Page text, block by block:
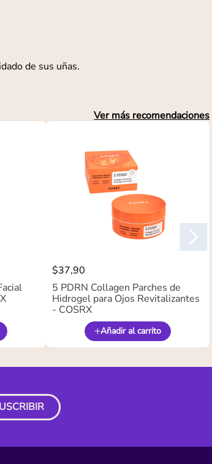
de sus uñas.
Ver más recomendaciones
$37,90
5 PDRN Collagen Parches de
Hidrogel para Ojos Revitalizantes
- COSRX
Añadir al carrito